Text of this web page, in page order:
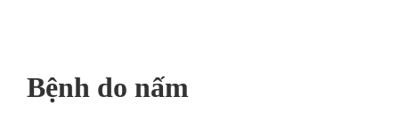
Bệnh do nấm